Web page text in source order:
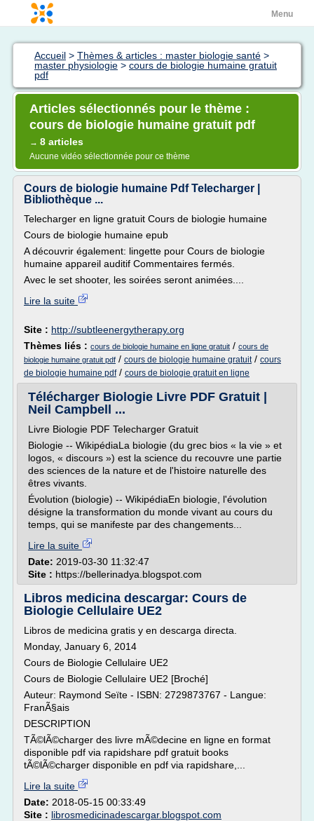
Menu
Accueil > Thèmes & articles : master biologie santé >
master physiologie > cours de biologie humaine gratuit
pdf
Articles sélectionnés pour le thème :
cours de biologie humaine gratuit pdf
→ 8 articles
Aucune vidéo sélectionnée pour ce thème
Cours de biologie humaine Pdf Telecharger |
Bibliothèque ...
Telecharger en ligne gratuit Cours de biologie humaine
Cours de biologie humaine epub
A découvrir également: lingette pour Cours de biologie
humaine appareil auditif Commentaires fermés.
Avec le set shooter, les soirées seront animées....
Lire la suite
Site : http://subtleenergytherapy.org
Thèmes liés : cours de biologie humaine en ligne gratuit / cours de
biologie humaine gratuit pdf / cours de biologie humaine gratuit/ cours
de biologie humaine pdf/ cours de biologie gratuit en ligne
Télécharger Biologie Livre PDF Gratuit |
Neil Campbell ...
Livre Biologie PDF Telecharger Gratuit
Biologie -- WikipédiaLa biologie (du grec bios « la vie » et
logos, « discours ») est la science du recouvre une partie
des sciences de la nature et de l'histoire naturelle des
êtres vivants.
Évolution (biologie) -- WikipédiaEn biologie, l'évolution
désigne la transformation du monde vivant au cours du
temps, qui se manifeste par des changements...
Lire la suite
Date: 2019-03-30 11:32:47
Site : https://bellerinadya.blogspot.com
Libros medicina descargar: Cours de
Biologie Cellulaire UE2
Libros de medicina gratis y en descarga directa.
Monday, January 6, 2014
Cours de Biologie Cellulaire UE2
Cours de Biologie Cellulaire UE2 [Broché]
Auteur: Raymond Seïte - ISBN: 2729873767 - Langue:
FranÃ§ais
DESCRIPTION
TÃ©lÃ©charger des livre mÃ©decine en ligne en format
disponible pdf via rapidshare pdf gratuit books
tÃ©lÃ©charger disponible en pdf via rapidshare,...
Lire la suite
Date: 2018-05-15 00:33:49
Site : librosmedicinadescargar.blogspot.com